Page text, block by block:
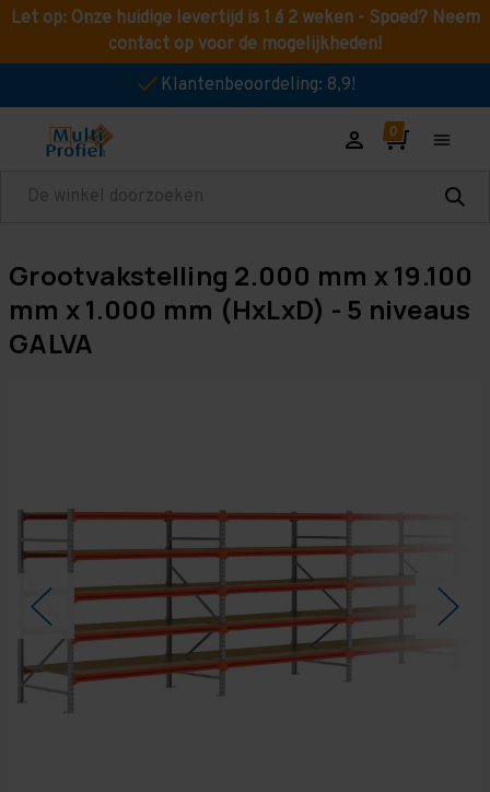
Let op: Onze huidige levertijd is 1 á 2 weken - Spoed? Neem
contact op voor de mogelijkheden!
Klantenbeoordeling: 8,9!
Zoeken
Grootvakstelling 2.000 mm x 19.100
mm x 1.000 mm (HxLxD) - 5 niveaus
GALVA